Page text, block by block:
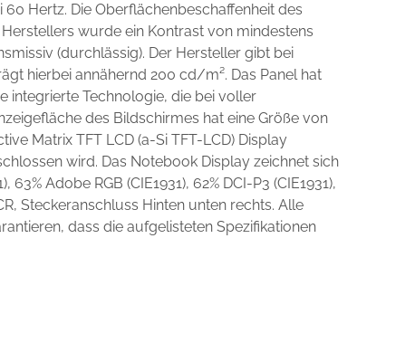
Hertz. Die Oberflächenbeschaffenheit des
wurde ein Kontrast von mindestens
(durchlässig). Der Hersteller gibt bei
hierbei annähernd 200 cd/m². Das Panel hat
integrierte Technologie, die bei voller
des Bildschirmes hat eine Größe von
Matrix TFT LCD (a-Si TFT-LCD) Display
wird. Das Notebook Display zeichnet sich
Adobe RGB (CIE1931), 62% DCI-P3 (CIE1931),
Steckeranschluss Hinten unten rechts. Alle
dass die aufgelisteten Spezifikationen